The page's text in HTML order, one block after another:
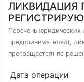
ЛИКВИДАЦИЯ
Перечень юридических
предпринимателей),
прекращается) по
Дата операции